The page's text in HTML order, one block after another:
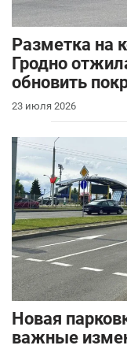
Разметка на
Гродно
обновить
23 июля 2026
Новая
важные